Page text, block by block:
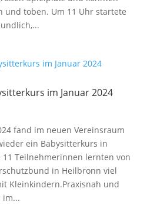
und toben. Um 11 Uhr startete
im Januar 2024
fand im neuen Vereinsraum
ein Babysitterkurs in
11 Teilnehmerinnen lernten von
in Heilbronn viel
Kleinkindern.Praxisnah und
im...